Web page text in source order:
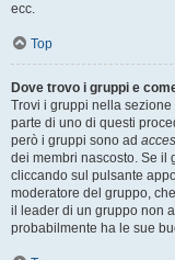
ecc.
Top
Dove trovo i gruppi e
Trovi i gruppi nella sezione
parte di uno di questi
però i gruppi sono ad
dei membri nascosto. Se il
cliccando sul pulsante
moderatore del gruppo,
il leader di un gruppo non
probabilmente ha le sue